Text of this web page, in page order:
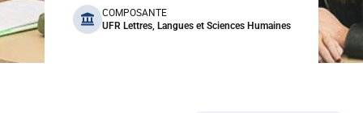
benefits
COMPOSANTE
UFR Lettres, Langues et Sciences Humaines